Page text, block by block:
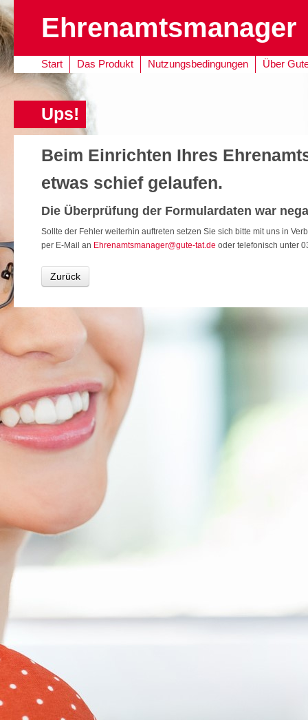
Ehrenamtsmanager
Zum Inhalt springen
Start Das Produkt Nutzungsbedingungen Über
Ups!
Beim Einrichten Ihres
etwas schief gelaufen.
Die Überprüfung der Formulardaten war
Sollte der Fehler weiterhin auftreten setzen Sie sich bitte mit uns in
per E-Mail an Ehrenamtsmanager@gute-tat.de oder telefonisch unter
Zurück